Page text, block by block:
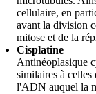
cellulaire, en
avant la division
mitose et de la
Cisplatine
Antinéoplasique
similaires à celles
l'ADN auquel la